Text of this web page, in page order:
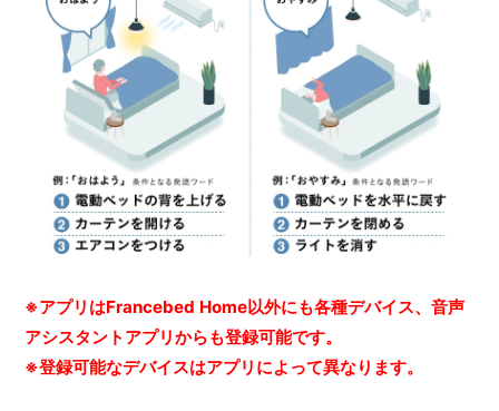
※アプリはFrancebed Home以外にも各種デバイス、音声
アシスタントアプリからも登録可能です。
※登録可能なデバイスはアプリによって異なります。